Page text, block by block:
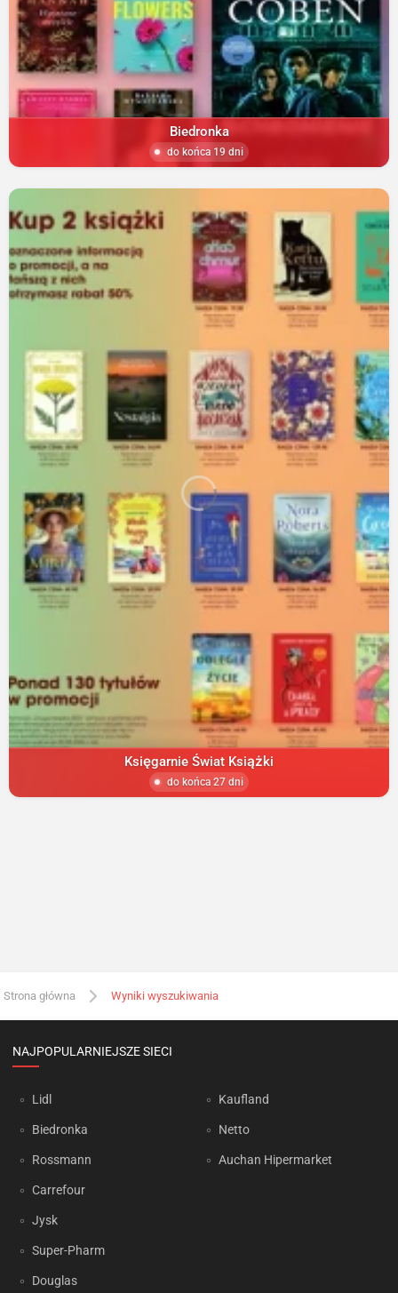
Biedronka
do końca 19 dni
Księgarnie Świat Książki
do końca 27 dni
Strona główna Wyniki wyszukiwania
NAJPOPULARNIEJSZE SIECI
Lidl
Biedronka
Rossmann
Carrefour
Jysk
Super-Pharm
Douglas
Kaufland
Netto
Auchan Hipermarket